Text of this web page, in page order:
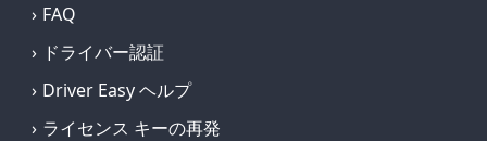
FAQ
ドライバー認証
Driver Easy ヘルプ
ライセンス キーの再発